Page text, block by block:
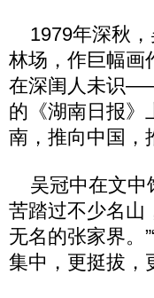
1979年深秋，
林场，作巨幅
在深闺人未识
的《湖南日报》
南，推向中国，
吴冠中在文中
苦踏过不少名
无名的张家界。
集中，更挺拔，